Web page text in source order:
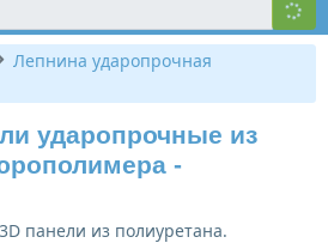
Лепнина ударопрочная
ударопрочные из
-
панели из полиуретана.